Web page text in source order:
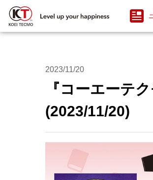
PlayStation®5 /
2023/11/20
『コーエーテ
(2023/11/20)